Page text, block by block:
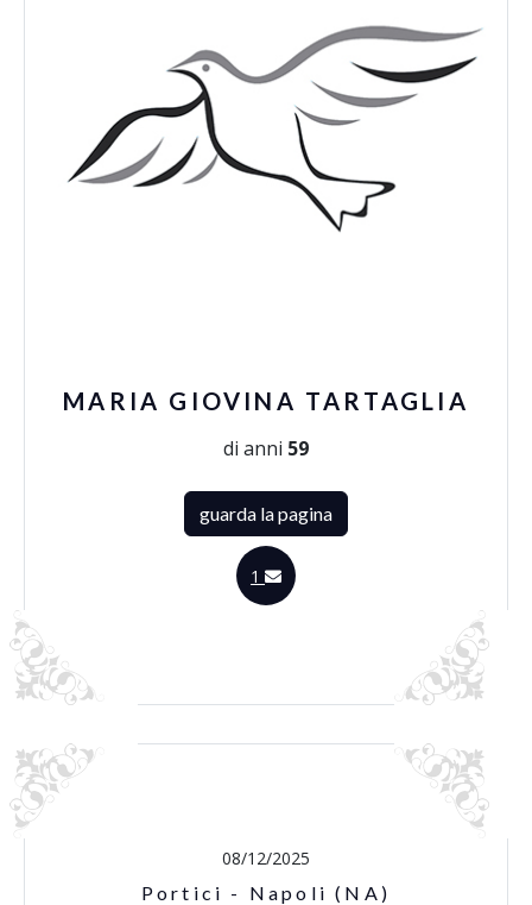
MARIA GIOVINA TARTAGLIA
di anni 59
guarda la pagina
1
08/12/2025
Portici - Napoli (NA)